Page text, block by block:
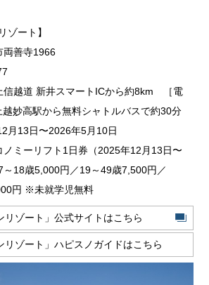
ゾート】
両善寺1966
信越道 新井スマートICから約8km ［電
妙高駅から無料シャトルバスで約30分
月13日〜2026年5月10日
ミーリフト1日券（2025年12月13日〜
18歳5,000円／19～49歳7,500円／
円 ※未就学児無料
リゾート」公式サイトはこちら
リゾート」ハピスノガイドはこちら